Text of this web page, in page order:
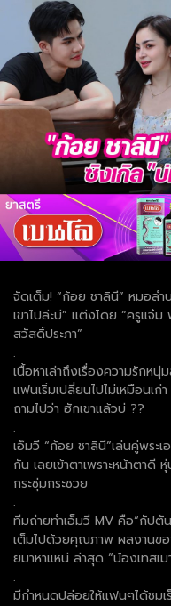
จัดเต็ม! “ก้อย ชาลินี” หมอลำ
เขาไปล่ะบ่” แต่งโดย “ครูแจ๋
สวัสดิ์ประภา”
.
เนื้อหาเล่าถึงเรื่องความรักห
แฟนเริ่มเปลี่ยนไปไม่เหมือนเ
ถามไปว่า ฮักเขาแล้วบ่ ??
.
เอ็มวี “ก้อย ชาลินี”เล่นคู่พร
กัน เลยเข้าตาเพราะหน้าตาดี
กระชุ่มกระชวย
.
ทีมถ่ายทำเอ็มวี MV คือ“กัปตั
เต็มไปด้วยคุณภาพ ผลงานข
ยมาหาแหน่ ล่าสุด “น้องเทสเม
.
มีกำหนดปล่อยให้แฟนๆได้ชมเ